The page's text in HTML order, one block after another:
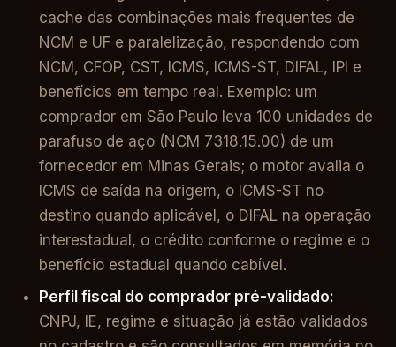
cache das combinações mais frequentes de
NCM e UF e paralelização, respondendo com
NCM, CFOP, CST, ICMS, ICMS-ST, DIFAL, IPI e
benefícios em tempo real. Exemplo: um
comprador em São Paulo leva 100 unidades de
parafuso de aço (NCM 7318.15.00) de um
fornecedor em Minas Gerais; o motor avalia o
ICMS de saída na origem, o ICMS-ST no
destino quando aplicável, o DIFAL na operação
interestadual, o crédito conforme o regime e o
benefício estadual quando cabível.
Perfil fiscal do comprador pré-validado:
CNPJ, IE, regime e situação já estão validados